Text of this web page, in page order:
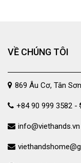
VỀ CHÚNG TÔI
869 Âu Cơ, Tân
+84 90 999 3582 -
info@viethands.vn